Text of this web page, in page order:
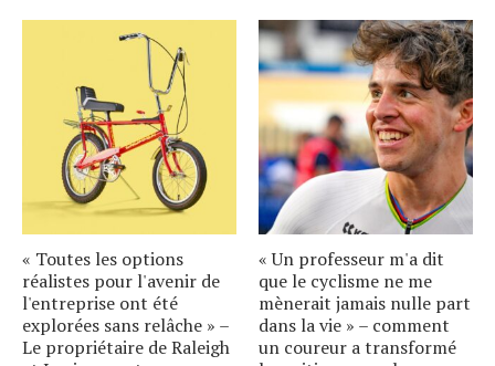
« Toutes les options
réalistes pour l'avenir de
l'entreprise ont été
explorées sans relâche » –
Le propriétaire de Raleigh
« Un professeur m'a dit
que le cyclisme ne me
mènerait jamais nulle part
dans la vie » – comment
un coureur a transformé